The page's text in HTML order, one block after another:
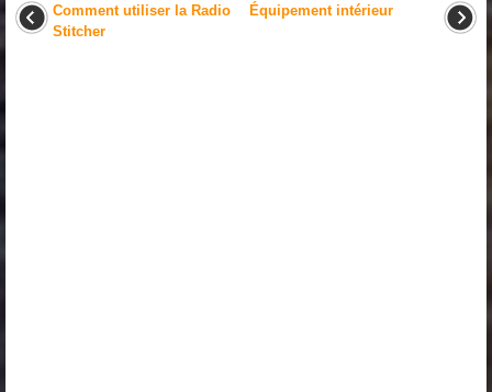
Comment utiliser la Radio
Stitcher
Équipement intérieur